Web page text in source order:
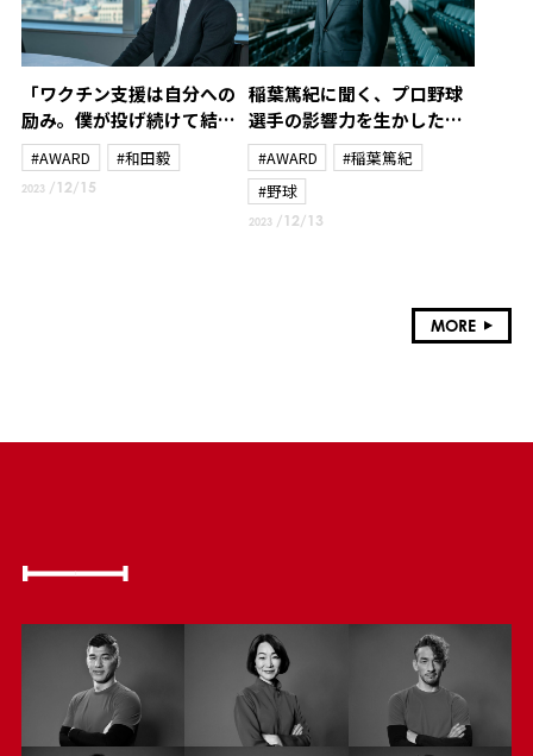
「ワクチン支援は自分への
励み。僕が投げ続けて結果
を残さなければいけない理
由のひとつ」和田毅がプロ3
年目から続けている社会貢
#AWARD #和田毅
2023 /12/15
稲葉篤紀に聞く、プロ野球
選手の影響力を生かした北
海道日本ハムファイターズ
のスポーツ振興と地域課題
解決策
#AWARD
#稲葉篤紀
#野球
2023 /12/13
MORE